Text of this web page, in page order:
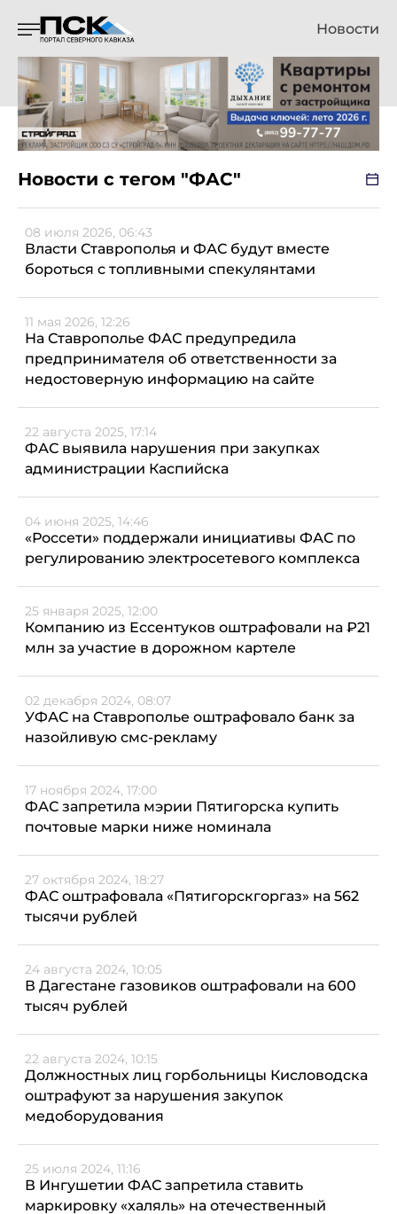
Новости
Новости с тегом "ФАС"
08 июля 2026, 06:43
Власти Ставрополья и ФАС будут вместе
бороться с топливными спекулянтами
11 мая 2026, 12:26
На Ставрополье ФАС предупредила
предпринимателя об ответственности за
недостоверную информацию на сайте
22 августа 2025, 17:14
ФАС выявила нарушения при закупках
администрации Каспийска
04 июня 2025, 14:46
«Россети» поддержали инициативы ФАС по
регулированию электросетевого комплекса
25 января 2025, 12:00
Компанию из Ессентуков оштрафовали на ₽21
млн за участие в дорожном картеле
02 декабря 2024, 08:07
УФАС на Ставрополье оштрафовало банк за
назойливую смс-рекламу
17 ноября 2024, 17:00
ФАС запретила мэрии Пятигорска купить
почтовые марки ниже номинала
27 октября 2024, 18:27
ФАС оштрафовала «Пятигорскгоргаз» на 562
тысячи рублей
24 августа 2024, 10:05
В Дагестане газовиков оштрафовали на 600
тысяч рублей
22 августа 2024, 10:15
Должностных лиц горбольницы Кисловодска
оштрафуют за нарушения закупок
медоборудования
25 июля 2024, 11:16
В Ингушетии ФАС запретила ставить
маркировку «халяль» на отечественный